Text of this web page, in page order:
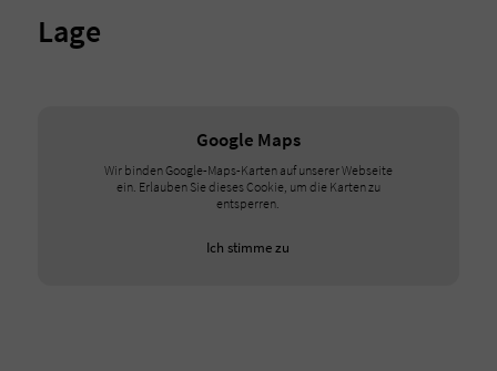
Lage
Google Maps
Wir binden Google-Maps-Karten auf unserer Webseite
ein. Erlauben Sie dieses Cookie, um die Karten zu
entsperren.
Ich stimme zu